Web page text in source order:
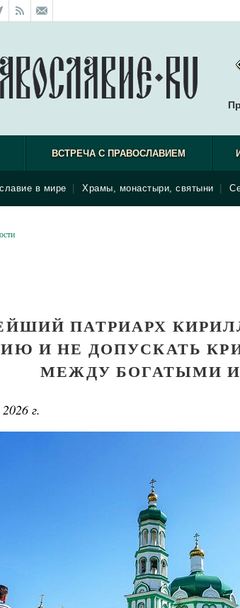
ВСТРЕЧА С ПРАВОСЛАВИЕМ
в мире Храмы, монастыри, святыни
ПАТРИАРХ
И НЕ ДОПУСКАТЬ
МЕЖДУ БОГАТЫМИ
г.
Как найти своё место в
Кирилл Мурышев